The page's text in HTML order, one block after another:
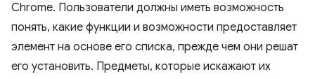
Chrome. Пользователи должны иметь возможность
понять, какие функции и возможности предоставляет
элемент на основе его списка, прежде чем они решат
его установить. Предметы, которые искажают их